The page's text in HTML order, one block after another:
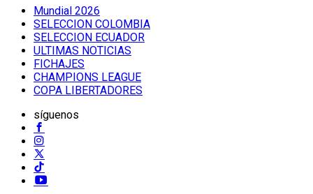
Mundial 2026
SELECCION COLOMBIA
SELECCION ECUADOR
ULTIMAS NOTICIAS
FICHAJES
CHAMPIONS LEAGUE
COPA LIBERTADORES
síguenos